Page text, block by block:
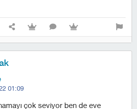
01:09
çok seviyor ben de eve